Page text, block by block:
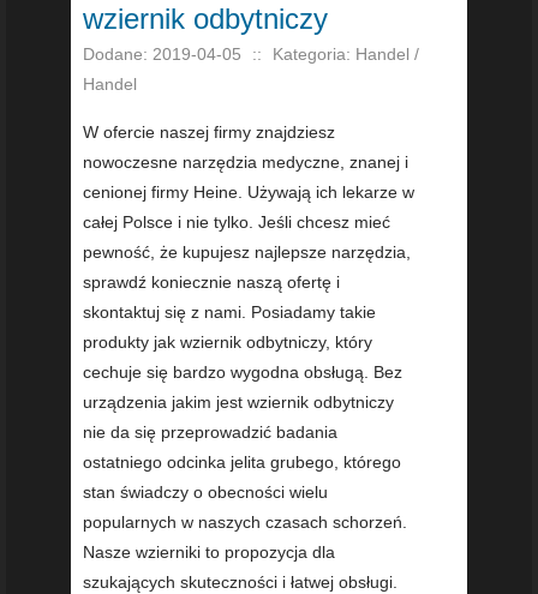
wziernik odbytniczy
Dodane: 2019-04-05 ::
Kategoria: Handel /
Handel
W ofercie naszej firmy znajdziesz
nowoczesne narzędzia medyczne, znanej i
cenionej firmy Heine. Używają ich lekarze w
całej Polsce i nie tylko. Jeśli chcesz mieć
pewność, że kupujesz najlepsze narzędzia,
sprawdź koniecznie naszą ofertę i
skontaktuj się z nami. Posiadamy takie
produkty jak wziernik odbytniczy, który
cechuje się bardzo wygodna obsługą. Bez
urządzenia jakim jest wziernik odbytniczy
nie da się przeprowadzić badania
ostatniego odcinka jelita grubego, którego
stan świadczy o obecności wielu
popularnych w naszych czasach schorzeń.
Nasze wzierniki to propozycja dla
szukających skuteczności i łatwej obsługi.